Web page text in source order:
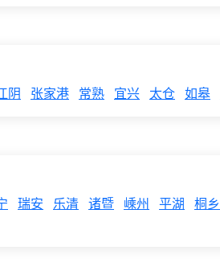
阴 张家港 常熟 宜兴 太仓 如皋
瑞安 乐清 诸暨 嵊州 平湖 桐乡